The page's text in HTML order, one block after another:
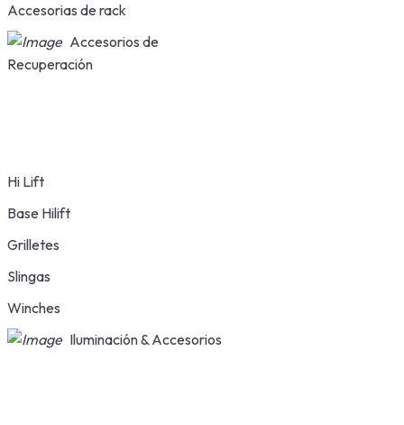
Accesorias de rack
Accesorios de
Recuperación
Hi Lift
Base Hilift
Grilletes
Slingas
Winches
Iluminación & Accesorios